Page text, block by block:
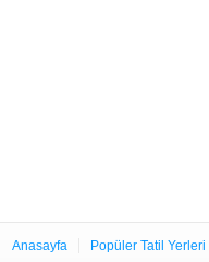
Anasayfa Popüler Tatil Yerleri